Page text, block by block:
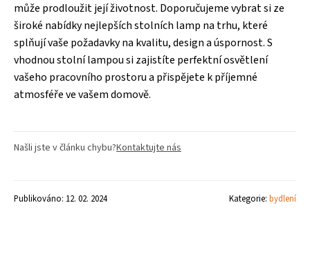
může prodloužit její životnost. Doporučujeme vybrat si ze
široké nabídky nejlepších stolních lamp na trhu, které
splňují vaše požadavky na kvalitu, design a úspornost. S
vhodnou stolní lampou si zajistíte perfektní osvětlení
vašeho pracovního prostoru a přispějete k příjemné
atmosféře ve vašem domově.
Našli jste v článku chybu?Kontaktujte nás
Publikováno: 12. 02. 2024 Kategorie: bydlení